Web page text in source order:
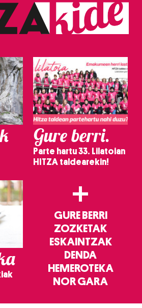
Gure berri.
Parte hartu 33. Lilatoian
HITZA taldearekin!
+
GURE BERRI
ZOZKETAK
ESKAINTZAK
DENDA
HEMEROTEKA
NOR GARA